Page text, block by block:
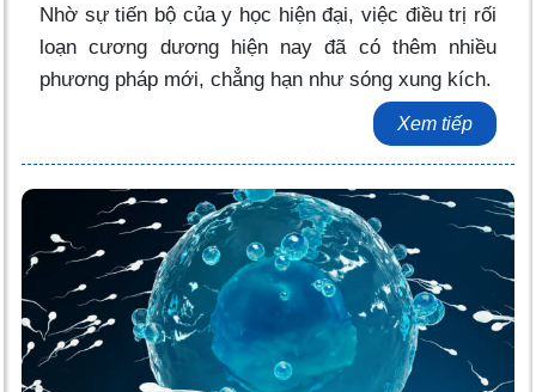
Nhờ sự tiến bộ của y học hiện đại, việc điều trị rối
loạn cương dương hiện nay đã có thêm nhiều
phương pháp mới, chẳng hạn như sóng xung kích.
Xem tiếp